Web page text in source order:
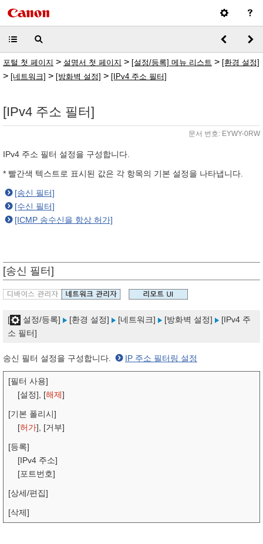
포털 첫 페이지 > 설명서 첫 페이지 > [설정/등록] 메뉴 리스트 > [환경 설정]
> [네트워크] > [방화벽 설정] > [IPv4 주소 필터]
[IPv4 주소 필터]
문서 번호: EYWY-0RW
IPv4 주소 필터 설정을 구성합니다.
* 빨간색 텍스트로 표시된 값은 각 항목의 기본 설정을 나타냅니다.
[송신 필터]
[수신 필터]
[ICMP 송수신을 항상 허가]
[송신 필터]
[ 설정/등록] [환경 설정] [네트워크] [방화벽 설정]
[IPv4 주
소 필터]
송신 필터 설정을 구성합니다. IP 주소 필터링 설정
[필터 사용]
[설정], [해제]
[기본 폴리시]
[허가], [거부]
[등록]
[IPv4 주소]
[포트번호]
[상세/편집]
[삭제]